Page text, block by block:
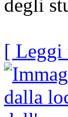
degli
[ Leggi